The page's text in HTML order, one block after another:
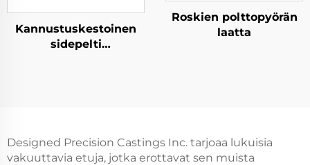
Kannustuskestoinen
sidepelti
Roskien polttopyörän
laatta
Designed Precision Castings Inc. tarjoaa lukuisia
vakuuttavia etuja, jotka erottavat sen muista